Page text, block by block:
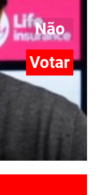
Não
Votar